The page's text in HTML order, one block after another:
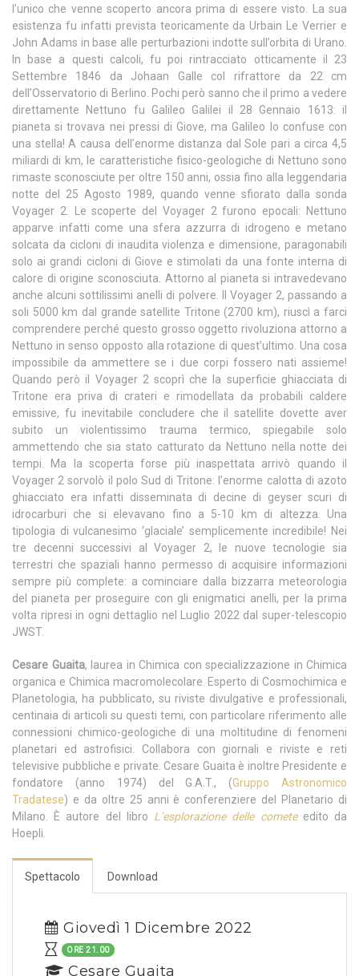
l’unico che venne scoperto ancora prima di essere visto. La sua
esistenza fu infatti prevista teoricamente da Urbain Le Verrier e
John Adams in base alle perturbazioni indotte sull’orbita di Urano.
In base a questi calcoli, fu poi rintracciato otticamente il 23
Settembre 1846 da Johaan Galle col rifrattore da 22 cm
dell’Osservatorio di Berlino. Pochi però sanno che il primo a vedere
direttamente Nettuno fu Galileo Galilei il 28 Gennaio 1613: il
pianeta si trovava nei pressi di Giove, ma Galileo lo confuse con
una stella! A causa dell’enorme distanza dal Sole pari a circa 4,5
miliardi di km, le caratteristiche fisico-geologiche di Nettuno sono
rimaste sconosciute per oltre 150 anni, ossia fino alla leggendaria
notte del 25 Agosto 1989, quando venne sfiorato dalla sonda
Voyager 2. Le scoperte del Voyager 2 furono epocali: Nettuno
apparve infatti come una sfera azzurra di idrogeno e metano
solcata da cicloni di inaudita violenza e dimensione, paragonabili
solo ai grandi cicloni di Giove e stimolati da una fonte interna di
calore di origine sconosciuta. Attorno al pianeta si intravedevano
anche alcuni sottilissimi anelli di polvere. Il Voyager 2, passando a
soli 5000 km dal grande satellite Tritone (2700 km), riuscì a farci
comprendere perché questo grosso oggetto rivoluziona attorno a
Nettuno in senso opposto alla rotazione di quest’ultimo. Una cosa
impossibile da ammettere se i due corpi fossero nati assieme!
Quando però il Voyager 2 scoprì che la superficie ghiacciata di
Tritone era priva di crateri e rimodellata da probabili caldere
emissive, fu inevitabile concludere che il satellite dovette aver
subito un violentissimo trauma termico, spiegabile solo
ammettendo che sia stato catturato da Nettuno nella notte dei
tempi. Ma la scoperta forse più inaspettata arrivò quando il
Voyager 2 sorvolò il polo Sud di Tritone: l’enorme calotta di azoto
ghiacciato era infatti disseminata di decine di geyser scuri di
idrocarburi che si elevavano fino a 5-10 km di altezza. Una
tipologia di vulcanesimo ‘glaciale’ semplicemente incredibile! Nei
tre decenni successivi al Voyager 2, le nuove tecnologie sia
terrestri che spaziali hanno permesso di acquisire informazioni
sempre più complete: a cominciare dalla bizzarra meteorologia
del pianeta per proseguire con gli enigmatici anelli, per la prima
volta ripresi in ogni dettaglio nel Luglio 2022 dal super-telescopio
JWST.
Cesare Guaita, laurea in Chimica con specializzazione in Chimica
organica e Chimica macromolecolare. Esperto di Cosmochimica e
Planetologia, ha pubblicato, su riviste divulgative e professionali,
centinaia di articoli su questi temi, con particolare riferimento alle
connessioni chimico-geologiche di una moltitudine di fenomeni
planetari ed astrofisici. Collabora con giornali e riviste e reti
televisive pubbliche e private. Cesare Guaita è inoltre Presidente e
fondatore (anno 1974) del G.A.T., (Gruppo Astronomico
Tradatese) e da oltre 25 anni è conferenziere del Planetario di
Milano. È autore del libro L’esplorazione delle cometeedito da
Hoepli.
Spettacolo Download
Giovedì 1 Dicembre 2022
ORE 21.00
Cesare Guaita